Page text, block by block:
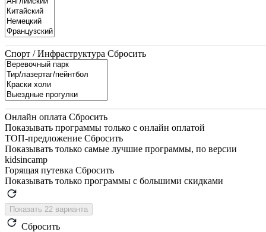
Спорт / Инфраструктура Сбросить
Онлайн оплата Сбросить
Показывать программы только с онлайн оплатой
ТОП-предложение Сбросить
Показывать только самые лучшие программы, по версии
kidsincamp
Горящая путевка Сбросить
Показывать только программы с большими скидками
Показать 22 варианта
Сбросить